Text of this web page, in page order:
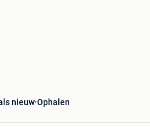
nieuw Ophalen